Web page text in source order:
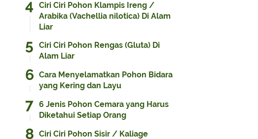
Ciri Ciri Pohon Klampis Ireng /
Arabika (Vachellia nilotica) Di Alam
Liar
Ciri Ciri Pohon Rengas (Gluta) Di
Alam Liar
Cara Menyelamatkan Pohon Bidara
yang Kering dan Layu
6 Jenis Pohon Cemara yang Harus
Diketahui Setiap Orang
Ciri Ciri Pohon Sisir / Kaliage